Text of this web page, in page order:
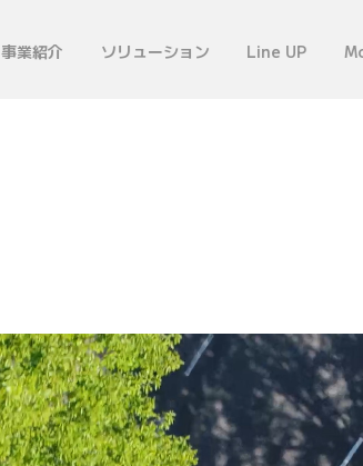
事業紹介 ソリューション Line UP